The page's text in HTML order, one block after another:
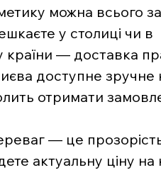
можна всього за
у столиці чи в
країни — доставка
доступне зручне
отримати
— це
актуальну ціну на